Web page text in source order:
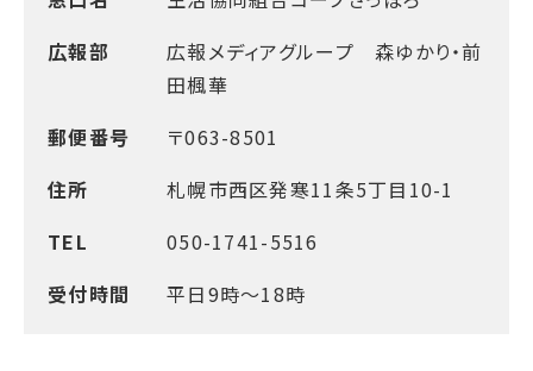
広報部
広報メディアグループ 森ゆかり・前
田楓華
郵便番号
〒063-8501
住所
札幌市西区発寒11条5丁目10-1
TEL
050-1741-5516
受付時間
平日9時～18時